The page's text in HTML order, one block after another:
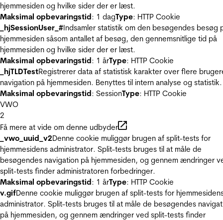
hjemmesiden og hvilke sider der er læst.
Maksimal opbevaringstid: 1 dagType: HTTP Cookie
_hjSessionUser_#Indsamler statistik om den besøgendes besøg
hjemmesiden såsom antallet af besøg, den gennemsnitlige tid på
hjemmesiden og hvilke sider der er læst.
Maksimal opbevaringstid: 1 årType: HTTP Cookie
_hjTLDTestRegistrerer data af statistisk karakter over flere
navigation på hjemmesiden. Benyttes til intern analyse og statistik.
Maksimal opbevaringstid: SessionType: HTTP Cookie
VWO
2
Få mere at vide om denne udbyder
_vwo_uuid_v2Denne cookie muliggør brugen af split-tests for
hjemmesidens administrator. Split-tests bruges til at måle de
besøgendes navigation på hjemmesiden, og gennem ændringer
split-tests finder administratoren forbedringer.
Maksimal opbevaringstid: 1 årType: HTTP Cookie
v.gifDenne cookie muliggør brugen af split-tests for
administrator. Split-tests bruges til at måle de besøgendes
på hjemmesiden, og gennem ændringer ved split-tests finder